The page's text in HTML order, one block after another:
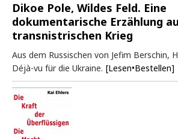
Dikoe Pole, Wildes Feld. Eine
dokumentarische Erzählung
transnistrischen Krieg
Aus dem Russischen von Jefim Berschin,
Déjà-vu für die Ukraine. [Lesen•Bestellen]